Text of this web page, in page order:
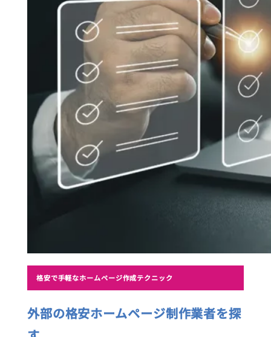
格安で手軽なホームページ作成テクニック
外部の格安ホームページ制作業者を探